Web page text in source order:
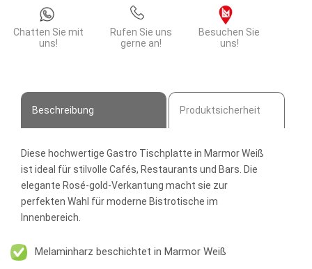
Menge
Chatten Sie mit
uns!
Rufen Sie uns
gerne an!
Besuchen Sie
uns!
Beschreibung Produktsicherheit
Diese hochwertige Gastro Tischplatte in Marmor Weiß
ist ideal für stilvolle Cafés, Restaurants und Bars. Die
elegante Rosé-gold-Verkantung macht sie zur
perfekten Wahl für moderne Bistrotische im
Innenbereich.
Melaminharz beschichtet in Marmor Weiß